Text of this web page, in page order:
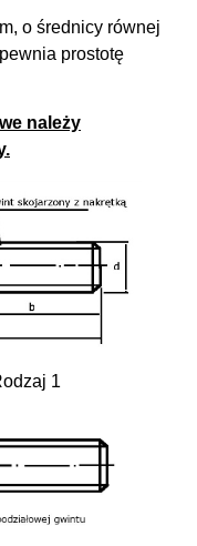
o średnicy równej
prostotę
należy
1